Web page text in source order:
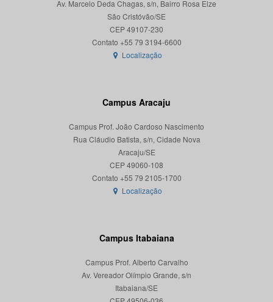
Av. Marcelo Deda Chagas, s/n, Bairro Rosa Elze
São Cristóvão/SE
CEP 49107-230
Localização
Campus Aracaju
Campus Prof. João Cardoso Nascimento
Rua Cláudio Batista, s/n, Cidade Nova
Aracaju/SE
CEP 49060-108
Localização
Campus Itabaiana
Campus Prof. Alberto Carvalho
Av. Vereador Olímpio Grande, s/n
Itabaiana/SE